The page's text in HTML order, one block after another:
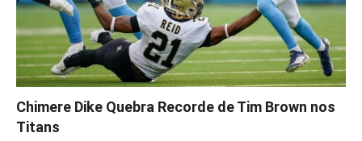
Chimere Dike Quebra Recorde de Tim Brown nos
Titans